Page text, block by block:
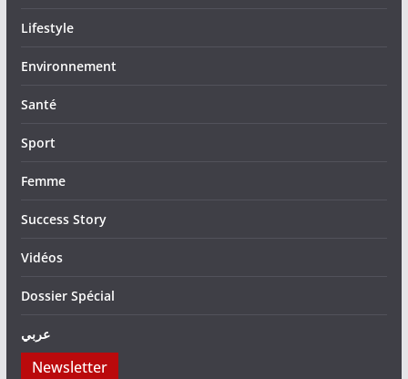
Lifestyle
Environnement
Santé
Sport
Femme
Success Story
Vidéos
Dossier Spécial
عربي
Newsletter